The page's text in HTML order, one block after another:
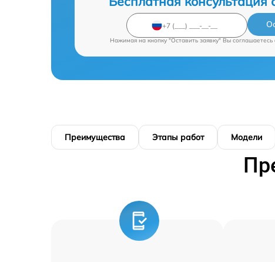
Нажимая на кнопку "Оставить заявку" Вы соглашаетесь
Преимущества Этапы работ Модели